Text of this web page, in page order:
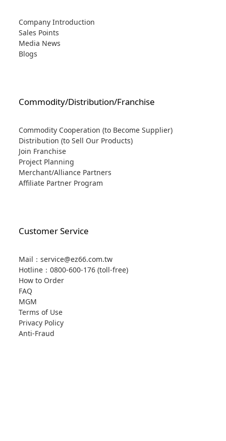
Company Introduction
Sales Points
Media News
Blogs
Commodity/Distribution/Franchise
Commodity Cooperation (to Become Supplier)
Distribution (to Sell Our Products)
Join Franchise
Project Planning
Merchant/Alliance Partners
Affiliate Partner Program
Customer Service
Mail：service@ez66.com.tw
Hotline： 0800-600-176 (toll-free)
How to Order
FAQ
MGM
Terms of Use
Privacy Policy
Anti-Fraud